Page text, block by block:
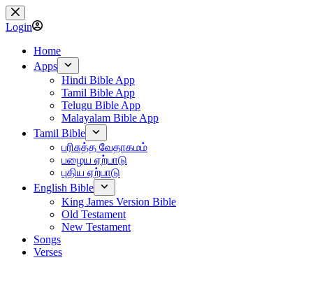
Skip
to
content
Login
Home
Apps
Hindi Bible App
Tamil Bible App
Telugu Bible App
Malayalam Bible App
Tamil Bible
பரிசுத்த வேதாகமம்
பழைய ஏற்பாடு
புதிய ஏற்பாடு
English Bible
King James Version Bible
Old Testament
New Testament
Songs
Verses